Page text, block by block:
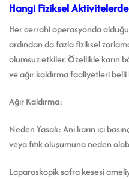
Hangi Fiziksel
Her cerrahi operasyonda
ardından da fazla fiziksel
olumsuz etkiler. Özellikle karın
ve ağır kaldırma faaliyetleri
Ağır Kaldırma:
Neden Yasak: Ani karın içi
veya fıtık oluşumuna neden
Laparoskopik safra kesesi